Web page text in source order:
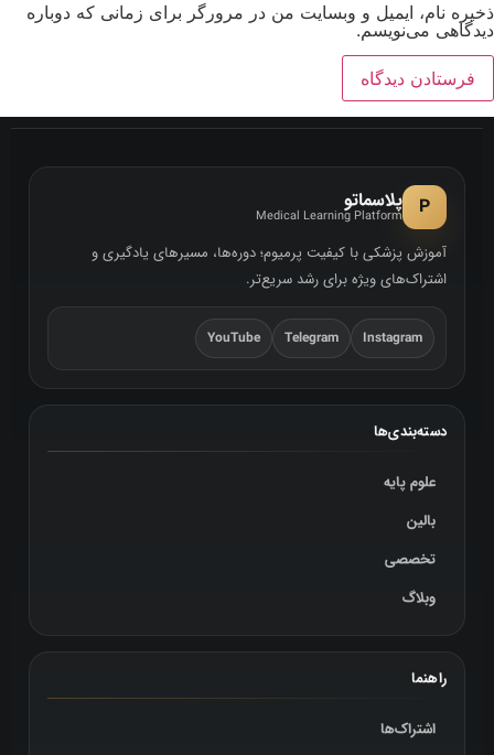
ذخیره نام، ایمیل و وبسایت من در مرورگر برای زمانی که دوباره
دیدگاهی می‌نویسم.
P پلاسماتو
Medical Learning Platform
آموزش پزشکی با کیفیت پرمیوم؛ دوره‌ها، مسیرهای یادگیری و
اشتراک‌های ویژه برای رشد سریع‌تر.
Instagram
Telegram
YouTube
دسته‌بندی‌ها
علوم پایه
بالین
تخصصی
وبلاگ
راهنما
اشتراک‌ها